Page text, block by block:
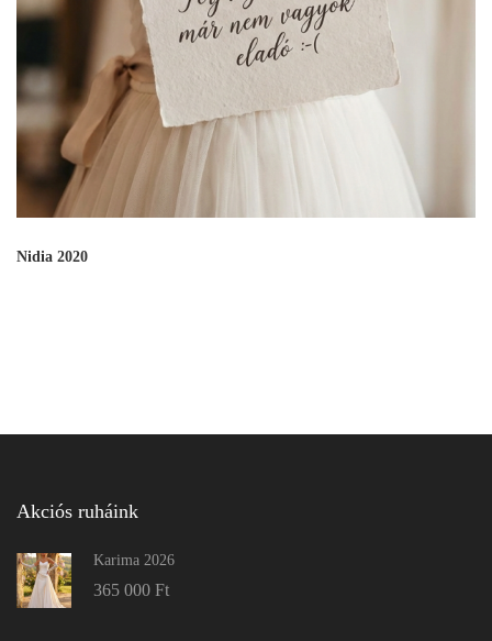
Nidia 2020
Akciós ruháink
Karima 2026
365 000 Ft